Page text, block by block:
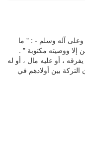
آله وسلم - : " ما
ووصيته مكتوبة " .
، أو عليه مال ، أو له
التركة بين أولادهم في